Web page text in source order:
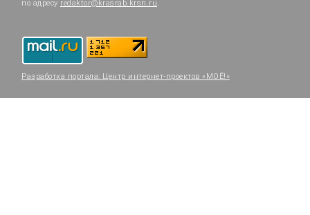
по адресу redaktor@krasrab.krsn.ru.
Разработка портала: Центр интернет-проектов «МОЁ!»